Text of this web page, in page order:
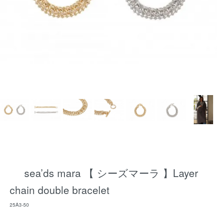
sea’ds mara 【 シーズマーラ 】Layer
chain double bracelet
25A3-50